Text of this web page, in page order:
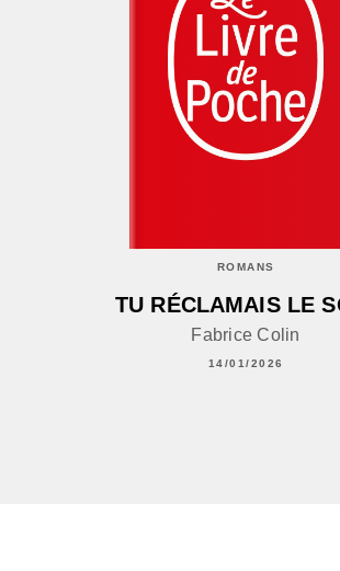
ROMANS
TU RÉCLAMAIS LE
Fabrice Colin
14/01/2026